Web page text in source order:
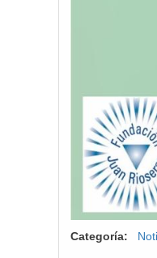
Categoría: